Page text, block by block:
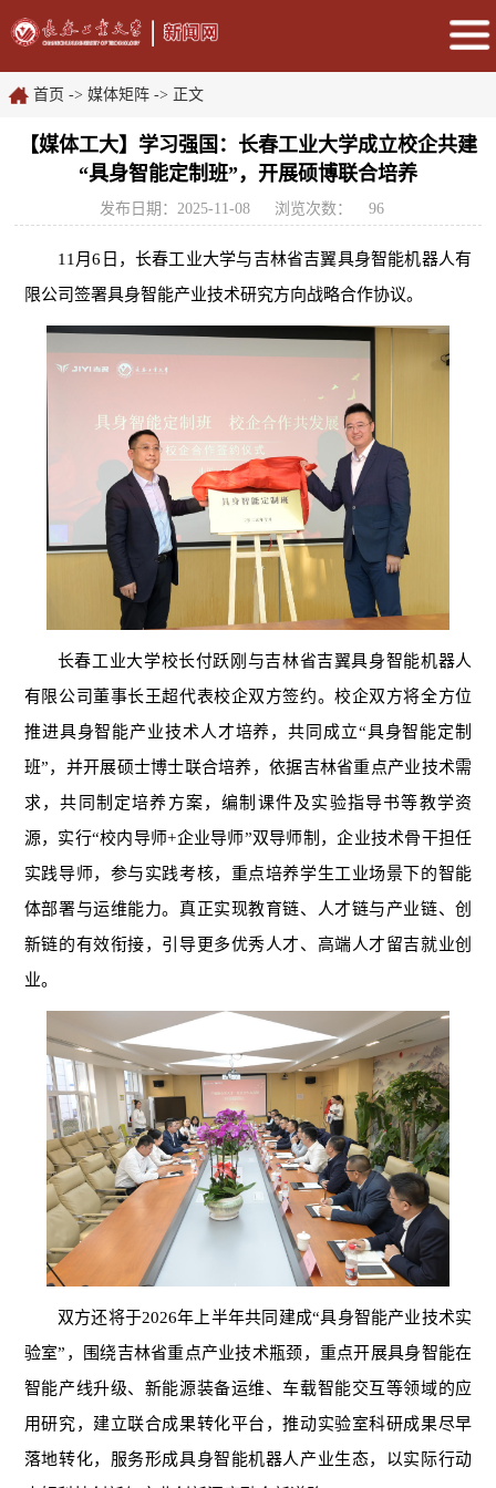
首页 -> 媒体矩阵 -> 正文
【媒体工大】学习强国：长春工业大学成立校企共建
“具身智能定制班”，开展硕博联合培养
发布日期：2025-11-08 浏览次数： 96
11月6日，长春工业大学与吉林省吉翼具身智能机器人有
限公司签署具身智能产业技术研究方向战略合作协议。
长春工业大学校长付跃刚与吉林省吉翼具身智能机器人
有限公司董事长王超代表校企双方签约。校企双方将全方位
推进具身智能产业技术人才培养，共同成立“具身智能定制
班”，并开展硕士博士联合培养，依据吉林省重点产业技术需
求，共同制定培养方案，编制课件及实验指导书等教学资
源，实行“校内导师+企业导师”双导师制，企业技术骨干担任
实践导师，参与实践考核，重点培养学生工业场景下的智能
体部署与运维能力。真正实现教育链、人才链与产业链、创
新链的有效衔接，引导更多优秀人才、高端人才留吉就业创
业。
双方还将于2026年上半年共同建成“具身智能产业技术实
验室”，围绕吉林省重点产业技术瓶颈，重点开展具身智能在
智能产线升级、新能源装备运维、车载智能交互等领域的应
用研究，建立联合成果转化平台，推动实验室科研成果尽早
落地转化，服务形成具身智能机器人产业生态，以实际行动